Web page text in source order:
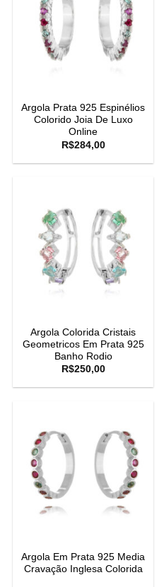
Argola Prata 925 Espinélios
Colorido Joia De Luxo
Online
R$284,00
Argola Colorida Cristais
Geometricos Em Prata 925
Banho Rodio
R$250,00
Argola Em Prata 925 Media
Cravação Inglesa Colorida